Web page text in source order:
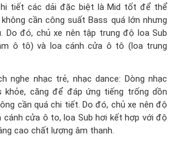
tiết các dải đặc biệt là Mid tốt để thể
cần công suất Bass quá lớn nhưng
Do đó, chủ xe nên tập trung độ loa Sub
ô tô) và loa cánh cửa ô tô (loa trung
nghe nhạc trẻ, nhạc dance: Dòng nhạc
khỏe, căng để đáp ứng tiếng trống dồn
cần quá chi tiết. Do đó, chủ xe nên độ
cánh cửa ô to, loa Sub hơi kết hợp với độ
cao chất lượng âm thanh.